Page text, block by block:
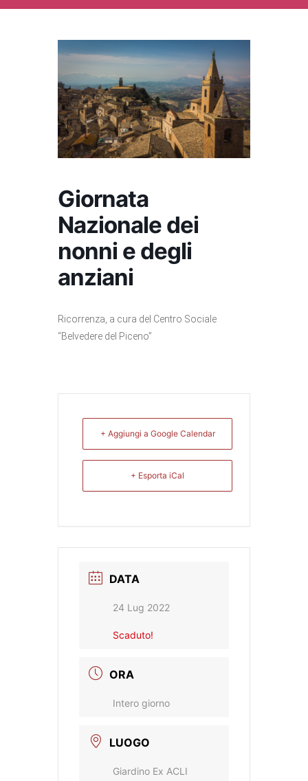
Giornata
Nazionale dei
nonni e degli
anziani
Ricorrenza, a cura del Centro Sociale
“Belvedere del Piceno”
+ Aggiungi a Google Calendar
+ Esporta iCal
DATA
24 Lug 2022
Scaduto!
ORA
Intero giorno
LUOGO
Giardino Ex ACLI